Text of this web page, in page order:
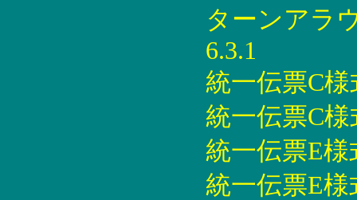
ターンアラ
6.3.1
統一伝票C様
統一伝票C様
統一伝票E様
統一伝票E様